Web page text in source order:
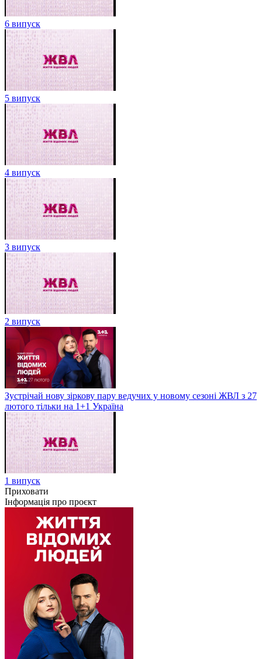
6 випуск
5 випуск
4 випуск
3 випуск
2 випуск
Зустрічай нову зіркову пару ведучих у новому сезоні ЖВЛ з 27
лютого тільки на 1+1 Україна
1 випуск
Приховати
Інформація про проєкт